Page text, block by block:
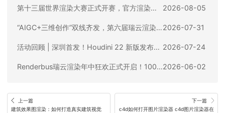
第十三届世界渲染大赛正式开赛，官方渲染合作伙伴Renderbus瑞云渲染助您渲力全开！ 2026-08-05
“AIGC+三维创作”双线齐发，第六届瑞云渲染大赛全球招商火热进行中！2026-07-31
活动回顾 | 深圳首发！Houdini 22 新版发布会圆满收官 2026-07-24
Renderbus瑞云渲染年中狂欢正式开启！100%中奖率，华为电脑、iPhone17等你来拿2026-06-02
上一篇
建筑效果图渲染：如何打造真实建筑视觉
下一篇
c4d如何打开图片渲染器 c4d图片渲染器在